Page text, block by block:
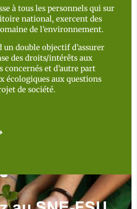
à tous les personnels qui sur
national, exercent des
de l’environnement.
un double objectif d’assurer
des droits/intérêts aux
concernés et d’autre part
écologiques aux questions
de société.